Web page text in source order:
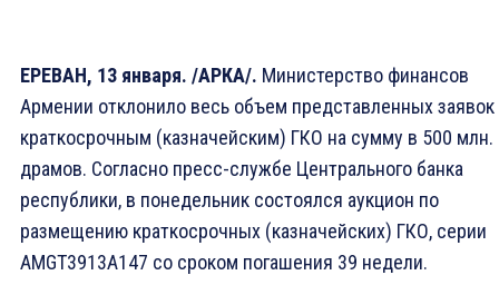
ЕРЕВАН, 13 января. /АРКА/. Министерство финансов
Армении отклонило весь объем представленных заявок
краткосрочным (казначейским) ГКО на сумму в 500 млн.
драмов. Согласно пресс-службе Центрального банка
республики, в понедельник состоялся аукцион по
размещению краткосрочных (казначейских) ГКО, серии
AMGT3913A147 со сроком погашения 39 недели.